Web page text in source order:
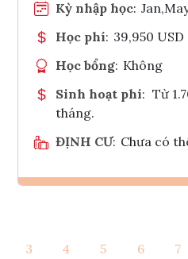
Kỳ nhập học:
Học phí: 39,950 USD
Học bổng: Không
Sinh hoạt phí: Từ
tháng.
ĐỊNH CƯ: Chưa có
3 4 5 6 7